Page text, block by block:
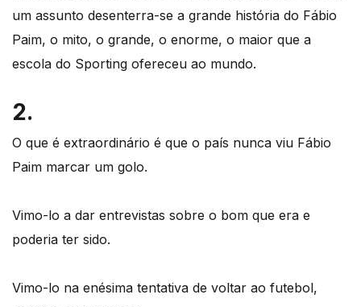
um assunto desenterra-se a grande história do Fábio
Paim, o mito, o grande, o enorme, o maior que a
escola do Sporting ofereceu ao mundo.
2.
O que é extraordinário é que o país nunca viu Fábio
Paim marcar um golo.
Vimo-lo a dar entrevistas sobre o bom que era e
poderia ter sido.
Vimo-lo na enésima tentativa de voltar ao futebol,